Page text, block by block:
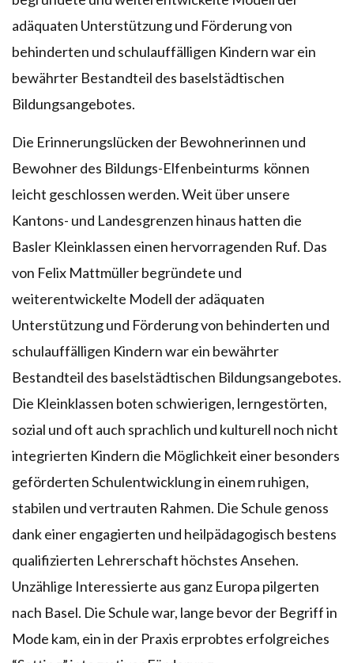
adäquaten Unterstützung und Förderung von
behinderten und schulauffälligen Kindern war ein
bewährter Bestandteil des baselstädtischen
Bildungsangebotes.
Die Erinnerungslücken der Bewohnerinnen und
Bewohner des Bildungs-Elfenbeinturms können
leicht geschlossen werden. Weit über unsere
Kantons- und Landesgrenzen hinaus hatten die
Basler Kleinklassen einen hervorragenden Ruf. Das
von Felix Mattmüller begründete und
weiterentwickelte Modell der adäquaten
Unterstützung und Förderung von behinderten und
schulauffälligen Kindern war ein bewährter
Bestandteil des baselstädtischen Bildungsangebotes.
Die Kleinklassen boten schwierigen, lerngestörten,
sozial und oft auch sprachlich und kulturell noch nicht
integrierten Kindern die Möglichkeit einer besonders
geförderten Schulentwicklung in einem ruhigen,
stabilen und vertrauten Rahmen. Die Schule genoss
dank einer engagierten und heilpädagogisch bestens
qualifizierten Lehrerschaft höchstes Ansehen.
Unzählige Interessierte aus ganz Europa pilgerten
nach Basel. Die Schule war, lange bevor der Begriff in
Mode kam, ein in der Praxis erprobtes erfolgreiches